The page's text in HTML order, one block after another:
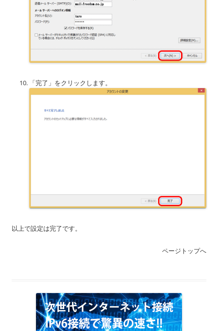
「完了」をクリックします。
以上で設定は完了です。
ページトップへ